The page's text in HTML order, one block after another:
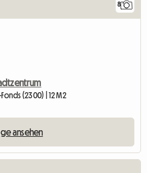
8
(2300) | 12 M2
ansehen